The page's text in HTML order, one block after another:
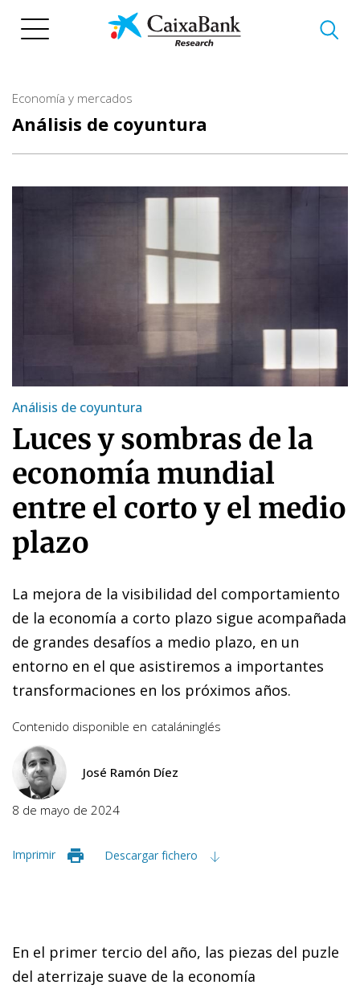
Economía y mercados
Análisis de coyuntura
Análisis de coyuntura
Luces y sombras de la
economía mundial
entre el corto y el medio
plazo
La mejora de la visibilidad del comportamiento
de la economía a corto plazo sigue acompañada
de grandes desafíos a medio plazo, en un
entorno en el que asistiremos a importantes
transformaciones en los próximos años.
Contenido disponible en cataláninglés
José Ramón Díez
8 de mayo de 2024
Imprimir Descargar fichero
En el primer tercio del año, las piezas del puzle
del aterrizaje suave de la economía